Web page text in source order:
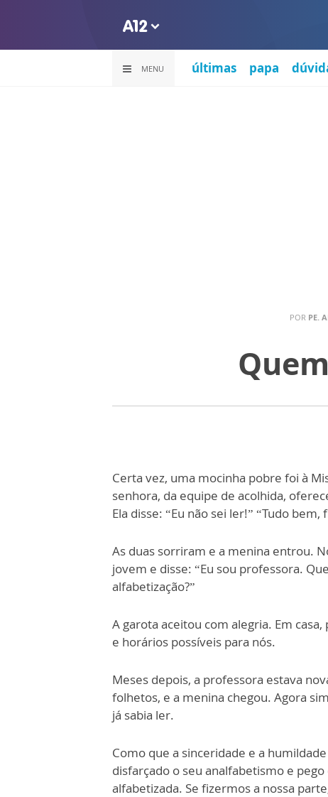
MENU últimas papa
POR PE.
Certa vez, uma mocinha pobre foi à
senhora, da equipe de acolhida,
Ela disse: “Eu não sei ler!” “Tudo
As duas sorriram e a menina entrou.
jovem e disse: “Eu sou professora.
alfabetização?”
A garota aceitou com alegria. Em
e horários possíveis para nós.
Meses depois, a professora estava
folhetos, e a menina chegou. Agora
já sabia ler.
Como que a sinceridade e a
disfarçado o seu analfabetismo e
alfabetizada. Se fizermos a nossa